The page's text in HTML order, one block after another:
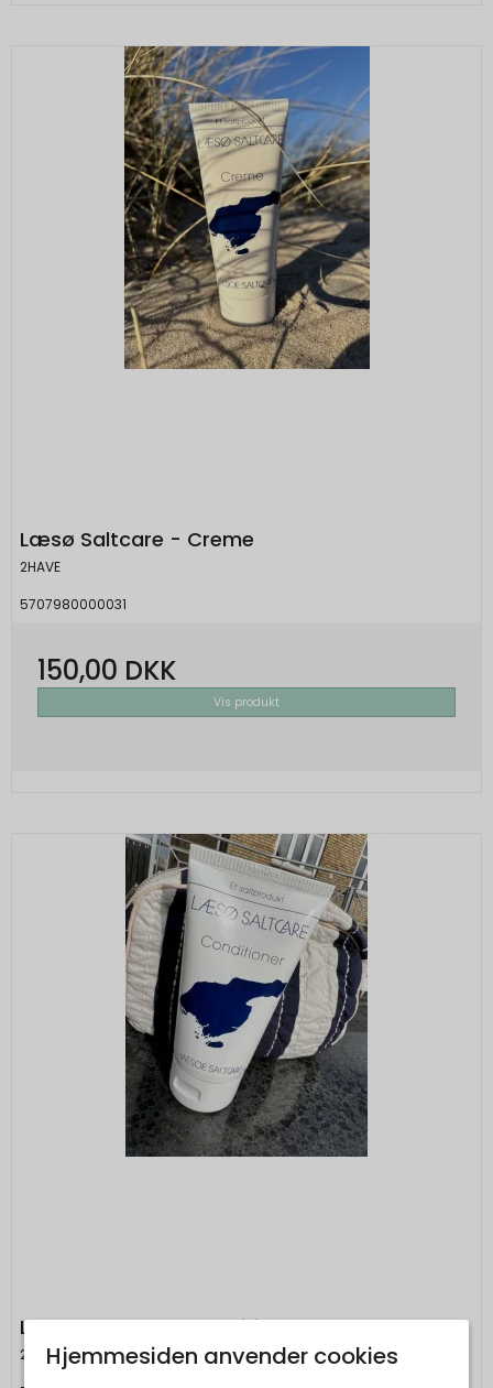
Læsø Saltcare - Creme
2HAVE
5707980000031
150,00 DKK
Vis produkt
Læsø Saltcare - Conditioner
2HAVEHjemmesiden anvender cookies